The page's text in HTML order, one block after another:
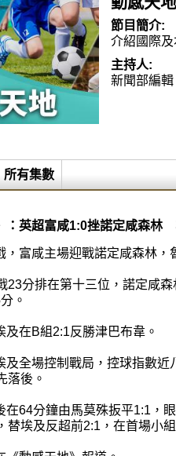
節目簡介:
介紹國際及
主持人:
新聞部編輯
所有集數
：英超富咸1:0挫諾定咸森林
，富咸主場迎戰諾定咸森林，
23分排在第十三位，諾定咸
。
及在B組2:1反勝津巴布韋。
及全場控制戰局，控球指數
落後。
在64分鐘由馬莫殊扳平1:1，
替埃及反超前2:1，在首場小